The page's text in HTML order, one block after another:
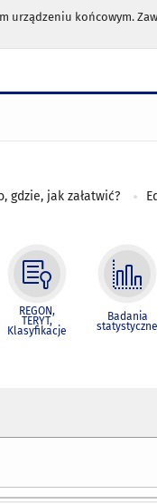
urządzeniu końcowym.
gdzie, jak załatwić?
REGON,
TERYT,
Klasyfikacje
Badania
statystyczne